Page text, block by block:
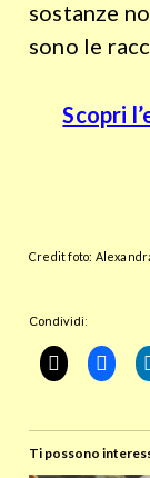
sostanze
sono le
Scopri
Credit foto:
Condividi:
Ti possono